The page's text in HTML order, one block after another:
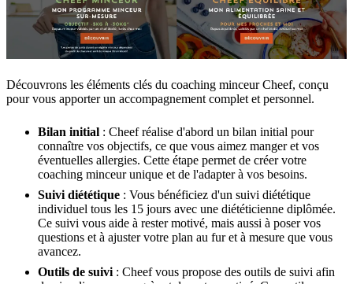
Découvrons les éléments clés du coaching minceur Cheef, conçu
pour vous apporter un accompagnement complet et personnel.
Bilan initial : Cheef réalise d'abord un bilan initial pour
connaître vos objectifs, ce que vous aimez manger et vos
éventuelles allergies. Cette étape permet de créer votre
coaching minceur unique et de l'adapter à vos besoins.
Suivi diététique : Vous bénéficiez d'un suivi diététique
individuel tous les 15 jours avec une diététicienne diplômée.
Ce suivi vous aide à rester motivé, mais aussi à poser vos
questions et à ajuster votre plan au fur et à mesure que vous
avancez.
Outils de suivi : Cheef vous propose des outils de suivi afin